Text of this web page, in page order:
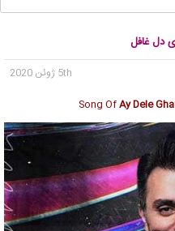
دل غافل
5th ژوئن 2020
Song OfAy Dele